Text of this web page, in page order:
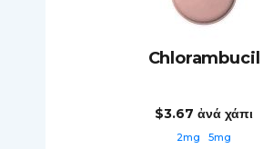
Chlorambucil
$3.67 ἀνά χάπι
2mg 5mg